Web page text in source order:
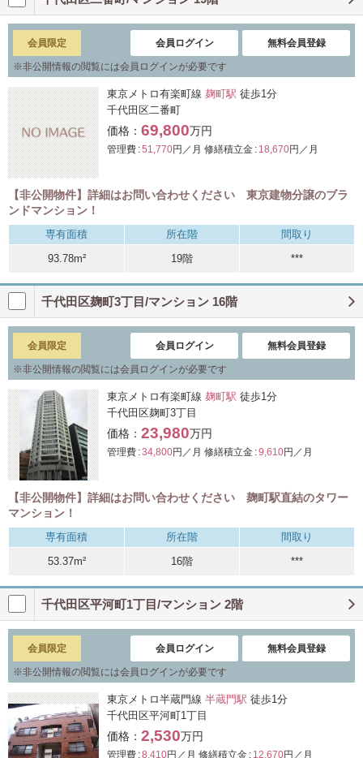
会員限定 会員ログイン 無料会員登録
※非公開情報の閲覧には会員ログインが必要です
東京メトロ有楽町線 麹町駅 徒歩1分
千代田区二番町
価格： 69,800万円
管理費 :51,770円／月 修繕積立金 : 18,670円／月
【非公開物件】詳細はお問い合わせください 東京建物分譲のブラ
ンドマンション！
専有面積 所在階
間取り
93.78m²
19階 ***
千代田区麹町3丁目/マンション 16階
会員限定 会員ログイン 無料会員登録
※非公開情報の閲覧には会員ログインが必要です
東京メトロ有楽町線 麹町駅 徒歩1分
千代田区麹町3丁目
価格： 23,980万円
管理費 :34,800円／月 修繕積立金 :9,610円／月
【非公開物件】詳細はお問い合わせください 麹町駅直結のタワー
マンション！
専有面積 所在階
間取り
53.37m²
16階 ***
千代田区平河町1丁目/マンション 2階
会員限定 会員ログイン 無料会員登録
※非公開情報の閲覧には会員ログインが必要です
東京メトロ半蔵門線 半蔵門駅 徒歩1分
千代田区平河町1丁目
価格： 2,530万円
管理費 :8,410円／月 修繕積立金 : 12,670円／月